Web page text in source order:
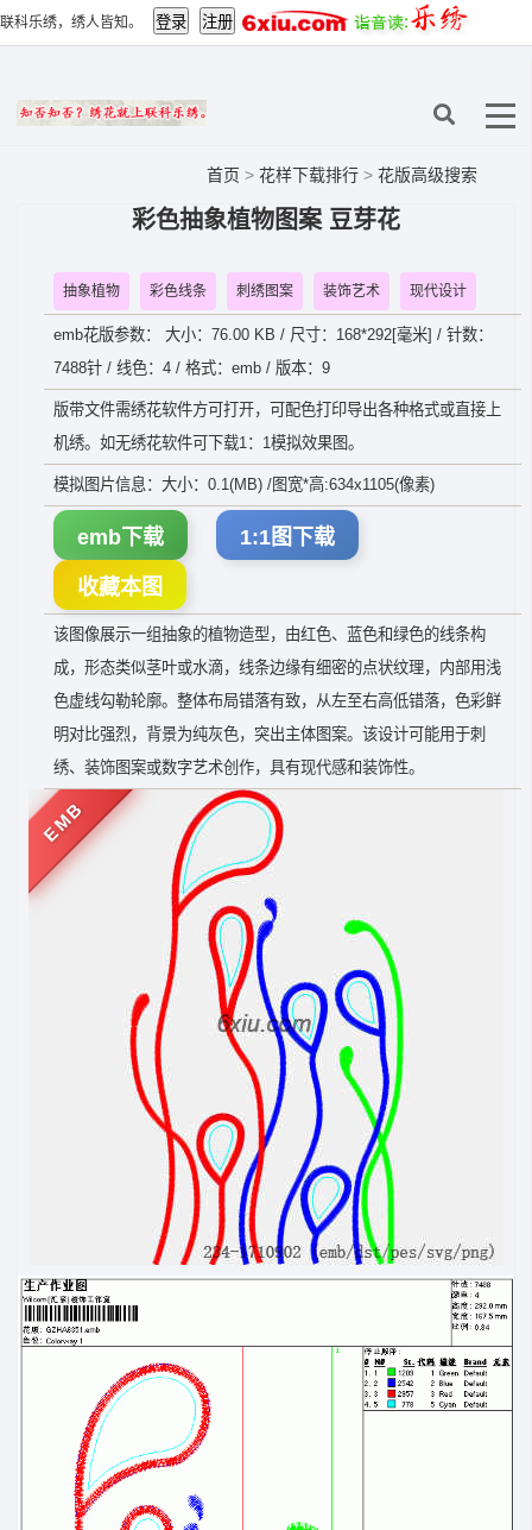
联科乐绣，绣人皆知。
首页 > 花样下载排行 > 花版高级搜索
彩色抽象植物图案 豆芽花
抽象植物 彩色线条 刺绣图案 装饰艺术 现代设计
emb花版参数： 大小：76.00 KB / 尺寸：168*292[毫米] / 针数：
7488针 / 线色：4 / 格式：emb / 版本：9
版带文件需绣花软件方可打开，可配色打印导出各种格式或直接上
机绣。如无绣花软件可下载1：1模拟效果图。
模拟图片信息：大小：0.1(MB) /图宽*高:634x1105(像素)
emb下载 1:1图下载
收藏本图
该图像展示一组抽象的植物造型，由红色、蓝色和绿色的线条构
成，形态类似茎叶或水滴，线条边缘有细密的点状纹理，内部用浅
色虚线勾勒轮廓。整体布局错落有致，从左至右高低错落，色彩鲜
明对比强烈，背景为纯灰色，突出主体图案。该设计可能用于刺
绣、装饰图案或数字艺术创作，具有现代感和装饰性。
EMB